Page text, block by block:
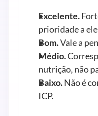
Excelente.
prioridade a
Bom. Vale a
Médio.
nutrição, não
Baixo. Não é
ICP.